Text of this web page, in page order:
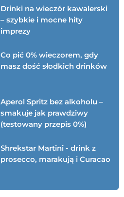
Drinki na wieczór kawalerski
– szybkie i mocne hity
imprezy
Co pić 0% wieczorem, gdy
masz dość słodkich drinków
Aperol Spritz bez alkoholu –
smakuje jak prawdziwy
(testowany przepis 0%)
Shrekstar Martini - drink z
prosecco, marakują i Curacao